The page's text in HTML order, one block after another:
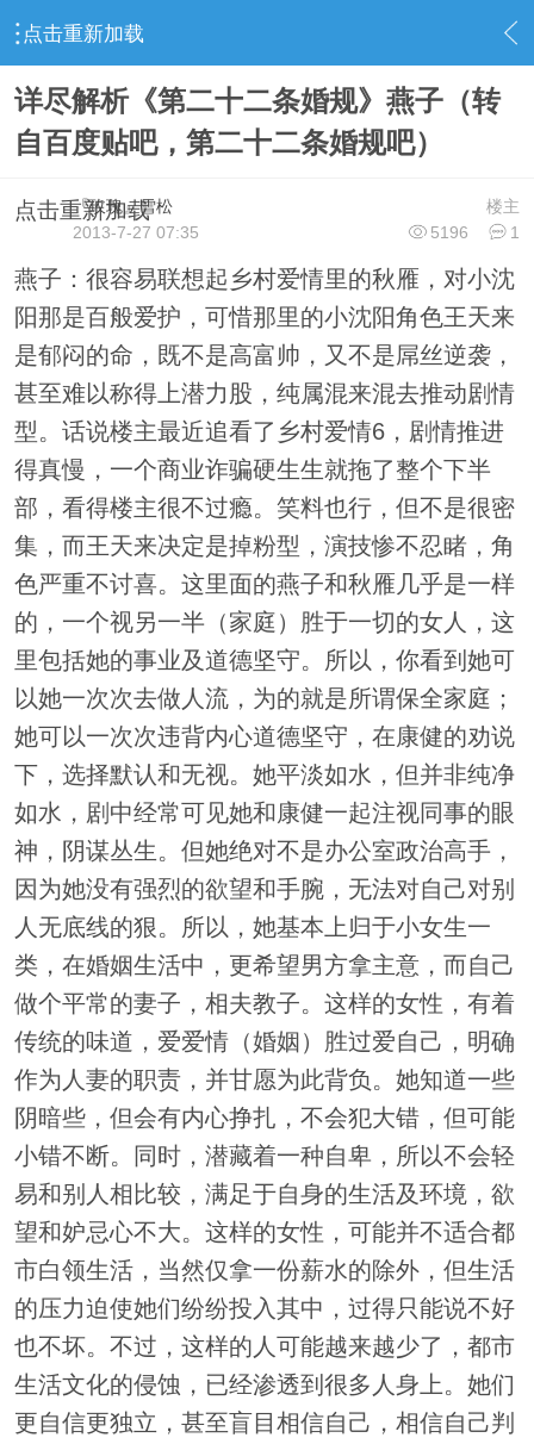
点击重新加载
› ◆玫 玫 作 品 展◆ › ｜∶玫玫影视作品∶｜ › ｜∶影视作品
详尽解析《第二十二条婚规》燕子（转
自百度贴吧，第二十二条婚规吧）
点击重新加载 楼主
『玫瑰』雪松
5196
1
2013-7-27 07:35
燕子：很容易联想起乡村爱情里的秋雁，对小沈
阳那是百般爱护，可惜那里的小沈阳角色王天来
是郁闷的命，既不是高富帅，又不是屌丝逆袭，
甚至难以称得上潜力股，纯属混来混去推动剧情
型。话说楼主最近追看了乡村爱情6，剧情推进
得真慢，一个商业诈骗硬生生就拖了整个下半
部，看得楼主很不过瘾。笑料也行，但不是很密
集，而王天来决定是掉粉型，演技惨不忍睹，角
色严重不讨喜。这里面的燕子和秋雁几乎是一样
的，一个视另一半（家庭）胜于一切的女人，这
里包括她的事业及道德坚守。所以，你看到她可
以她一次次去做人流，为的就是所谓保全家庭；
她可以一次次违背内心道德坚守，在康健的劝说
下，选择默认和无视。她平淡如水，但并非纯净
如水，剧中经常可见她和康健一起注视同事的眼
神，阴谋丛生。但她绝对不是办公室政治高手，
因为她没有强烈的欲望和手腕，无法对自己对别
人无底线的狠。所以，她基本上归于小女生一
类，在婚姻生活中，更希望男方拿主意，而自己
做个平常的妻子，相夫教子。这样的女性，有着
传统的味道，爱爱情（婚姻）胜过爱自己，明确
作为人妻的职责，并甘愿为此背负。她知道一些
阴暗些，但会有内心挣扎，不会犯大错，但可能
小错不断。同时，潜藏着一种自卑，所以不会轻
易和别人相比较，满足于自身的生活及环境，欲
望和妒忌心不大。这样的女性，可能并不适合都
市白领生活，当然仅拿一份薪水的除外，但生活
的压力迫使她们纷纷投入其中，过得只能说不好
也不坏。不过，这样的人可能越来越少了，都市
生活文化的侵蚀，已经渗透到很多人身上。她们
更自信更独立，甚至盲目相信自己，相信自己判